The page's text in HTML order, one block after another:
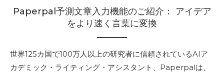
Paperpal予測文章入力機能のご紹介： アイデア
をより速く言葉に変換
世界125カ国で100万人以上の研究者に信頼されているAIア
カデミック・ライティング・アシスタント、Paperpalは、